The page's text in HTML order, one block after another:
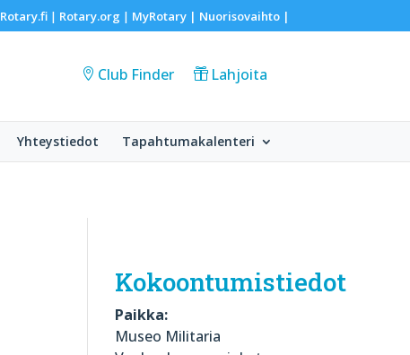
Rotary.fi| Rotary.org | MyRotary | Nuorisovaihto|
Club Finder Lahjoita
Yhteystiedot Tapahtumakalenteri
Kokoontumistiedot
Paikka:
Museo Militaria